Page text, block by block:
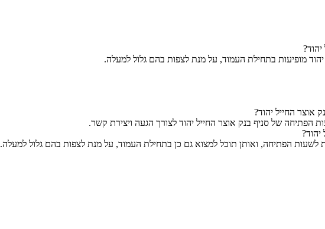
מופיעות בתחילת העמוד, על מנת לצפות בהם גלול למעלה.
אוצר החייל יהוד?
הפתיחה של סניף בנק אוצר החייל יהוד לצורך הגעה ויצירת קשר.
לשעות הפתיחה, ואותן תוכל למצוא גם כן בתחילת העמוד, על מנת לצפות בהם גלול למעלה.